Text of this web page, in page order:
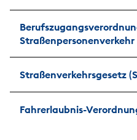
Straßenpersonenverkehr
Straßenverkehrsgesetz
Fahrerlaubnis-